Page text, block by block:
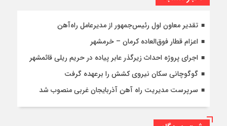
تقدیر معاون اول رئیس‌جمهور از مدیرعامل راه‌آهن
اعزام قطار فوق‌العاده کرمان – خرمشهر
اجرای پروژه احداث زیرگذر عابر پیاده در حریم ریلی قائمشهر
گوگوچانی سکان نیروی کشش را برعهده گرفت
سرپرست مدیریت راه آهن آذربایجان غربی منصوب شد